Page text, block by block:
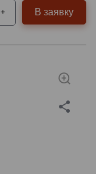
+ В заявку